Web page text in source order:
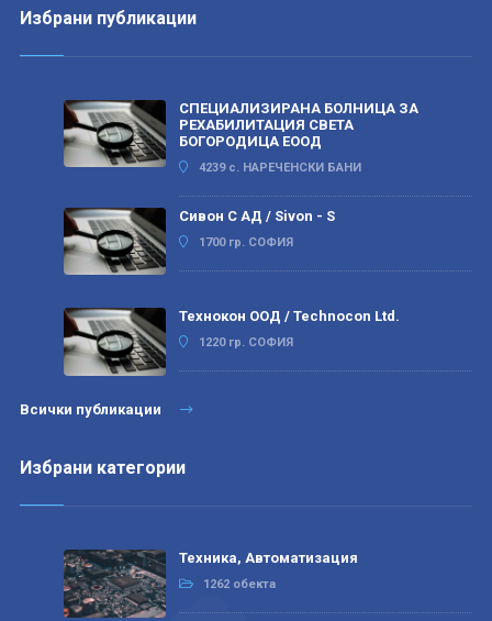
Избрани публикации
СПЕЦИАЛИЗИРАНА БОЛНИЦА ЗА
РЕХАБИЛИТАЦИЯ СВЕТА
БОГОРОДИЦА ЕООД
4239 с. НАРЕЧЕНСКИ БАНИ
Сивон С АД / Sivon - S
1700 гр. СОФИЯ
Технокон ООД / Technocon Ltd.
1220 гр. СОФИЯ
Всички публикации
Избрани категории
Техника, Автоматизация
1262 обекта